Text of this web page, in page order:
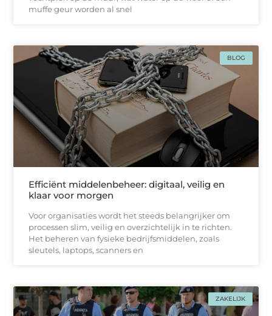
muffe geur worden al snel
BLOG
Efficiënt middelenbeheer: digitaal, veilig en
klaar voor morgen
Voor organisaties wordt het steeds belangrijker om
processen slim, veilig en overzichtelijk in te richten.
Het beheren van fysieke bedrijfsmiddelen, zoals
sleutels, laptops, scanners en
ZAKELIJK